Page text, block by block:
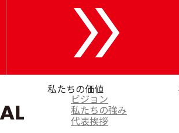
私たちの価値
ビジョン
私たちの強み
代表挨拶